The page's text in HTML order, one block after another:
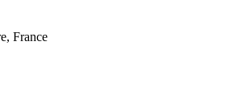
France